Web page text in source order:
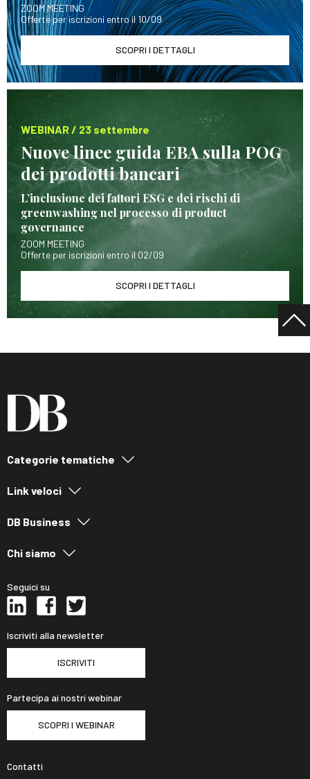
ZOOM MEETING
Offerte per iscrizioni entro il 10/09
SCOPRI I DETTAGLI
WEBINAR / 23 settembre
Nuove linee guida EBA sulla POG
dei prodotti bancari
L’inclusione dei fattori ESG e dei rischi di
greenwashing nel processo di product
governance
ZOOM MEETING
Offerte per iscrizioni entro il 02/09
SCOPRI I DETTAGLI
Categorie tematiche
Link veloci
DB Business
Chi siamo
Seguici su
Iscriviti alla newsletter
ISCRIVITI
Partecipa ai nostri webinar
SCOPRI I WEBINAR
Contatti